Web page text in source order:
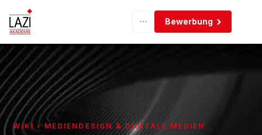
Bewerbung
WIKI › MEDIENDESIGN & DIGITALE MEDIEN